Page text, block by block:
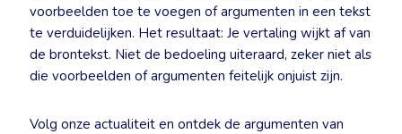
voorbeelden toe te voegen of argumenten in een tekst
te verduidelijken. Het resultaat: Je vertaling wijkt af van
de brontekst. Niet de bedoeling uiteraard, zeker niet als
die voorbeelden of argumenten feitelijk onjuist zijn.
Volg onze actualiteit en ontdek de argumenten van